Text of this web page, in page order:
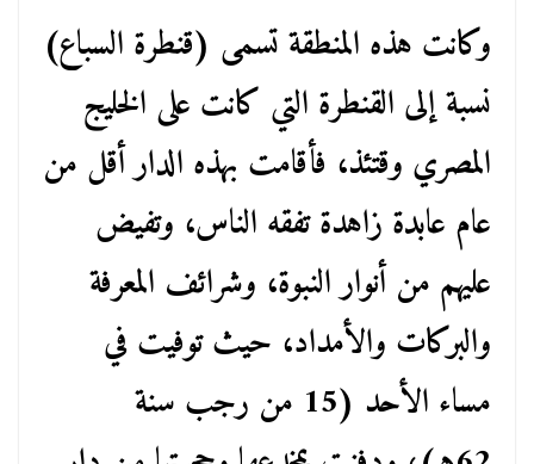
وكانت هذه المنطقة تسمى (قنطرة السباع)
نسبة إلى القنطرة التي كانت على الخليج
المصري وقتئذ، فأقامت بهذه الدار أقل من
عام عابدة زاهدة تفقه الناس، وتفيض
عليهم من أنوار النبوة، وشرائف المعرفة
والبركات والأمداد، حيث توفيت في
مساء الأحد (15 من رجب سنة